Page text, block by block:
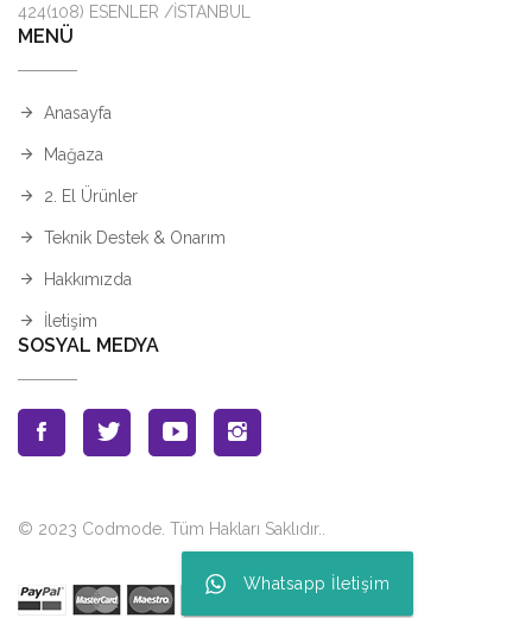
424(108) ESENLER /İSTANBUL
MENÜ
Anasayfa
Mağaza
2. El Ürünler
Teknik Destek & Onarım
Hakkımızda
İletişim
SOSYAL MEDYA
© 2023 Codmode. Tüm Hakları Saklıdır.
Whatsapp İletişim